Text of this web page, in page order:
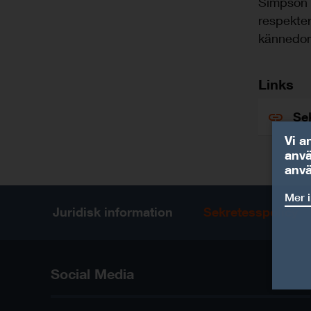
Links
Juridisk information Sekretesspolicy
Social Media
Vi
Mer